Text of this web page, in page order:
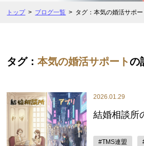
トップ ブログ一覧 タグ：本気の婚活サポ
タグ：本気の婚活サポートの
2026.01.29
結婚相談所
#TMS連盟